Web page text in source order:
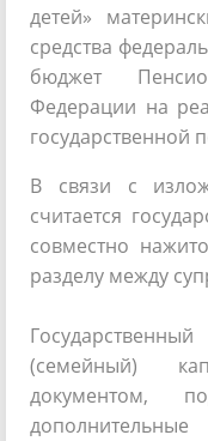
детей»
средства
бюджет
Федерации на
государственной
В связи с
считается
совместно
разделу между
(семейный)
документом,